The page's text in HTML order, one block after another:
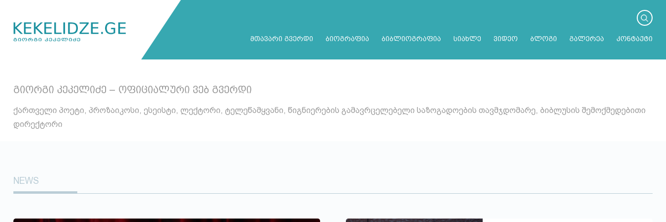
მთავარი გვერდი ბიოგრაფია ბიბლიოგრაფია სიახლე ვიდეო ბლოგი გალერეა კონტაქტი
გიორგი კეკელიძე – ოფიციალური ვებ გვერდი
ქართველი პოეტი, პროზაიკოსი, ესეისტი, ლექტორი, ტელეწამყვანი, წიგნიერების გამავრცელებელი საზოგადოების თავმჯდომარე, ბიბლუსის შემოქმედებითი
დირექტორი
NEWS